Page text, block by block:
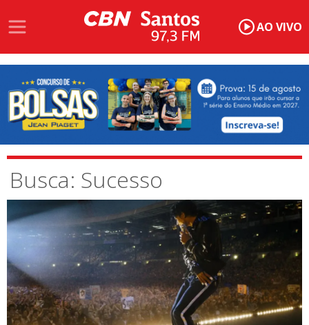
AO VIVO
Busca: Sucesso